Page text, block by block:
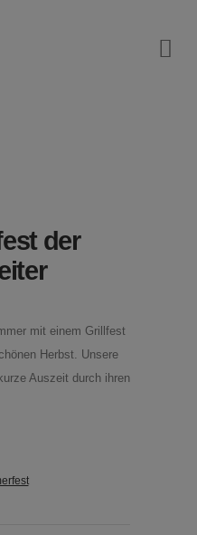
der
mit einem Grillfest
Herbst. Unsere
Auszeit durch ihren